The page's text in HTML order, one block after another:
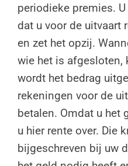
periodieke premies.
dat u voor de uitvaart
en zet het opzij.
wie het is afgesloten,
wordt het bedrag
rekeningen voor de
betalen. Omdat u het
u hier rente over. Die
bijgeschreven bij uw